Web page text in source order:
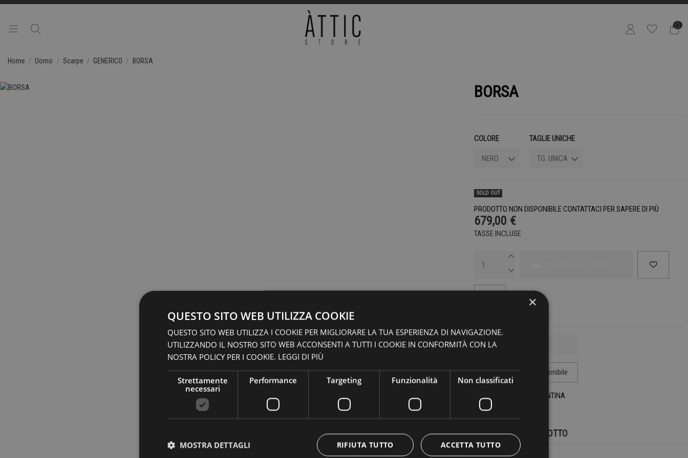
0
Home Uomo Scarpe GENERICO BORSA
BORSA
COLORE TAGLIE UNICHE
SOLD OUT
PRODOTTO NON DISPONIBILE CONTATTACI PER SAPERE DI PIÙ
679,00 €
TASSE INCLUSE
MARCA: BANELLA VALENTINA
DETTAGLI DEL PRODOTTO
×
QUESTO SITO WEB UTILIZZA COOKIE
QUESTO SITO WEB UTILIZZA I COOKIE PER MIGLIORARE LA TUA ESPERIENZA DI NAVIGAZIONE.
UTILIZZANDO IL NOSTRO SITO WEB ACCONSENTI A TUTTI I COOKIE IN CONFORMITÀ CON LA
NOSTRA POLICY PER I COOKIE. LEGGI DI PIÙ
Strettamente
necessari
Performance Targeting Funzionalità Non classificati
ACCETTA TUTTO
RIFIUTA TUTTO
MOSTRA DETTAGLI